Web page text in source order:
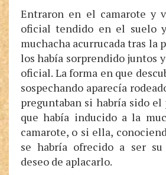
Entraron en el camarote y
oficial tendido en el suelo
muchacha acurrucada tras la
los había sorprendido juntos
oficial. La forma en que
sospechando aparecía
preguntaban si habría sido
que había inducido a la
camarote, o si ella,
se habría ofrecido a ser
deseo de aplacarlo.